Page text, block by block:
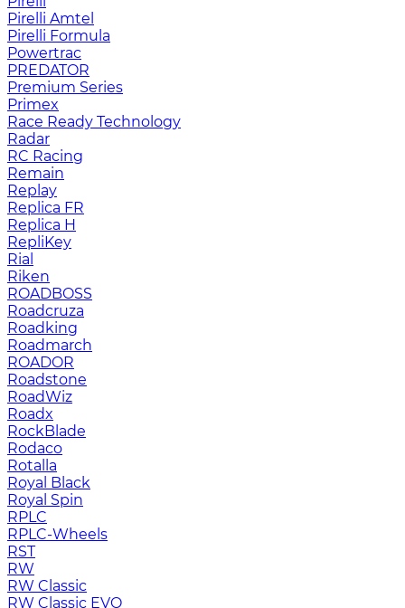
Pirelli Amtel
Pirelli Formula
Powertrac
PREDATOR
Premium Series
Primex
Race Ready Technology
Radar
RC Racing
Remain
Replay
Replica FR
Replica H
RepliKey
Rial
Riken
ROADBOSS
Roadcruza
Roadking
Roadmarch
ROADOR
Roadstone
RoadWiz
Roadx
RockBlade
Rodaco
Rotalla
Royal Black
Royal Spin
RPLC
RPLC-Wheels
RST
RW
RW Classic
RW Classic EVO